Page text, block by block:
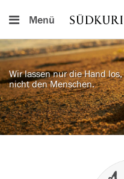
Menü
Wir lassen nur die Hand los,
nicht den Menschen.